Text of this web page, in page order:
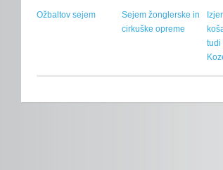
Ožbaltov sejem
Sejem žonglerske in
cirkuške opreme
tudi